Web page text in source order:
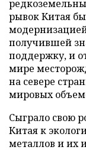
рывок Китая
получившей
поддержку, и
мире
на севере
мировых
Сыграло свою
Китая к
металлов и их